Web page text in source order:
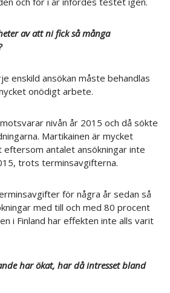
av att ni fick så många
enskild ansökan måste behandlas
onödigt arbete.
nivån år 2015 och då sökte
Martikainen är mycket
antalet ansökningar inte
trots terminsavgifterna.
för några år sedan så
med till och med 80 procent
i Finland har effekten inte alls varit
har ökat, har då intresset bland